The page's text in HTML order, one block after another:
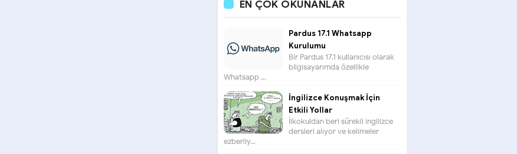
EN ÇOK OKUNANLAR
Pardus 17.1 Whatsapp
Kurulumu
Bir Pardus 17.1 kullanıcısı olarak
bilgisayarımda özellikle
Whatsapp ...
İngilizce Konuşmak İçin
Etkili Yollar
İlkokuldan beri sürekli ingilizce
dersleri alıyor ve kelimeler
ezberliy...